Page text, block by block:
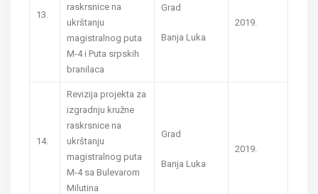
13.
raskrsnice na
ukrštanju
magistralnog puta
M-4 i Puta srpskih
branilaca
Grad
Banja Luka
2019.
14.
Revizija projekta za
izgradnju kružne
raskrsnice na
ukrštanju
magistralnog puta
M-4 sa Bulevarom
Milutina
Grad
Banja Luka
2019.